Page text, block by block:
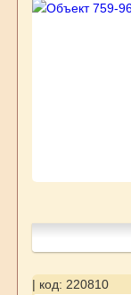
| код: 220810